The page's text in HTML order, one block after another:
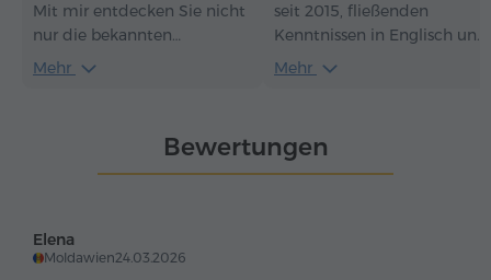
Mit mir entdecken Sie nicht
nur die bekannten
Sehenswürdigkeiten,
Mehr
seit 2015, fließenden
Kenntnissen in Englisch und
Russisch sowie einem
informative Touren an, bei
denen Sie Armenien
Mehr
Bewertungen
Elena
Moldawien24.03.2026